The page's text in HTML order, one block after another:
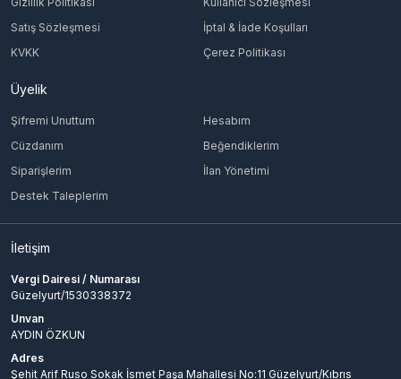
Satış Sözleşmesi
İptal & İade Koşulları
KVKK
Çerez Politikası
Üyelik
Şifremi Unuttum
Hesabım
Cüzdanım
Beğendiklerim
Siparişlerim
İlan Yönetimi
Destek Taleplerim
İletişim
Vergi Dairesi / Numarası
Güzelyurt/1530338372
Unvan
AYDIN ÖZKUN
Adres
Şehit Arif Ruso Sokak İsmet Paşa Mahallesi No:11 Güzelyurt/Kıbrıs